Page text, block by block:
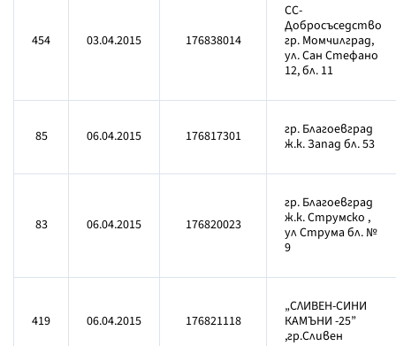
454 03.04.2015 176838014
СС-
Добросъседство
гр. Момчилград,
ул. Сан Стефано
12, бл. 11
85 06.04.2015 176817301
гр. Благоевград
ж.к. Запад бл. 53
83 06.04.2015 176820023
гр. Благоевград
ж.к. Струмско ,
ул Струма бл. №
9
419 06.04.2015 176821118
„СЛИВЕН-СИНИ
КАМЪНИ -25”
,гр.Сливен